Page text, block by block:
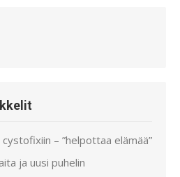
– ”helpottaa elämää”
ja uusi puhelin